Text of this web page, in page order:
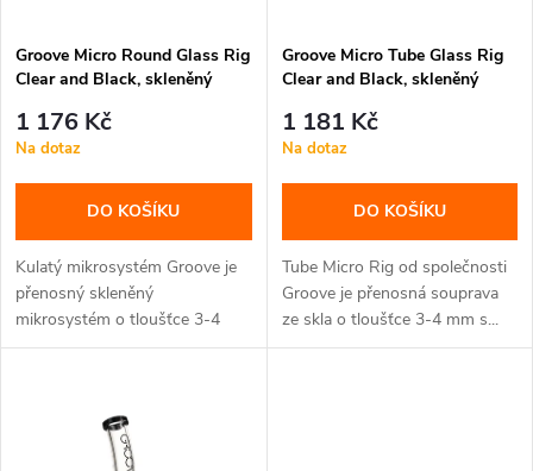
r
o
d
u
k
p
r
o
u
k
Groove Micro Round Glass Rig
Clear and Black, skleněný
1 176 Kč
Na dotaz
DO KOŠÍKU
Kulatý mikrosystém Groove je
přenosný skleněný
mikrosystém o tloušťce 3-4
mm s kulatými...
Groove Micro Tube Glass Rig
Clear and Black, skleněný
1 181 Kč
Na dotaz
DO KOŠÍKU
Tube Micro Rig od společnosti
Groove je přenosná souprava
ze skla o tloušťce 3-4 mm s...